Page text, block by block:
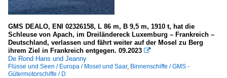
alle
GMS DEALO, ENI 02326158, L 86 m, B 9,5 m, 1910 t, hat die
Schleuse von Apach, im Dreiländereck Luxemburg – Frankreich –
Deutschland, verlassen und fährt weiter auf der Mosel zu Berg
ihrem Ziel in Frankreich entgegen. 09.2023 
De Rond Hans und Jeanny
Flüsse und Seen / Europa / Mosel und Saar, Binnenschiffe / GMS -
Gütermotorschiffe / D